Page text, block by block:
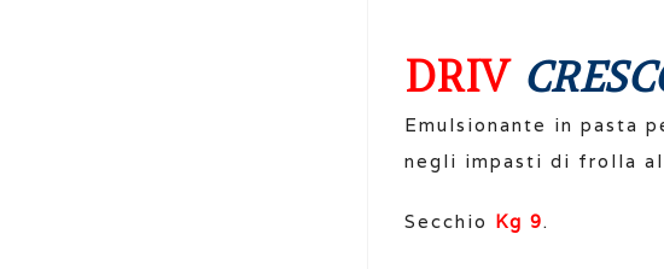
DRIV
Emulsionante in pasta
negli impasti di frolla
Secchio Kg 9.